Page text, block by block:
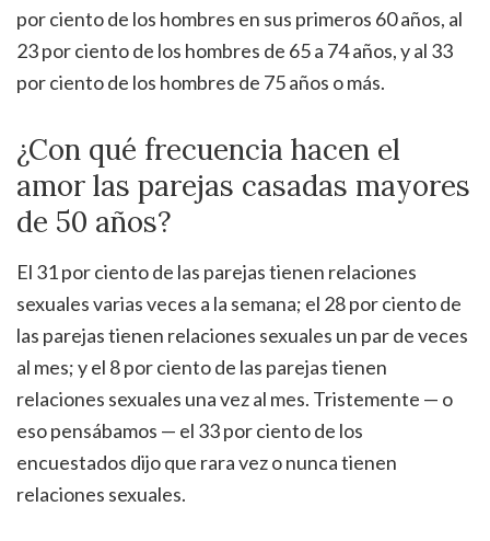
por ciento de los hombres en sus primeros 60 años, al
23 por ciento de los hombres de 65 a 74 años, y al 33
por ciento de los hombres de 75 años o más.
¿Con qué frecuencia hacen el
amor las parejas casadas mayores
de 50 años?
El 31 por ciento de las parejas tienen relaciones
sexuales varias veces a la semana; el 28 por ciento de
las parejas tienen relaciones sexuales un par de veces
al mes; y el 8 por ciento de las parejas tienen
relaciones sexuales una vez al mes. Tristemente — o
eso pensábamos — el 33 por ciento de los
encuestados dijo que rara vez o nunca tienen
relaciones sexuales.